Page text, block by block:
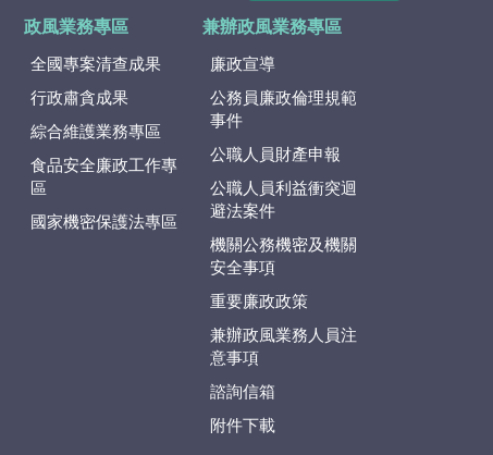
政風業務專區
全國專案清查成果
行政肅貪成果
綜合維護業務專區
食品安全廉政工作專
區
國家機密保護法專區
兼辦政風業務專區
廉政宣導
公務員廉政倫理規範
事件
公職人員財產申報
公職人員利益衝突迴
避法案件
機關公務機密及機關
安全事項
重要廉政政策
兼辦政風業務人員注
意事項
諮詢信箱
附件下載